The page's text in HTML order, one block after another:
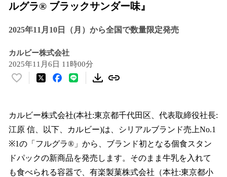
ルグラ® ブラックサンダー味』
2025年11月10日（月）から全国で数量限定発売
カルビー株式会社
2025年11月6日 11時00分
い
！
数
を
読
み
込
カルビー株式会社(本社:東京都千代田区、代表取締役社長:
江原 信、以下、カルビー)は、シリアルブランド売上No.1
※1の「フルグラ®」から、ブランド初となる個食スタン
ドパックの新商品を発売します。そのまま牛乳を入れて
も食べられる容器で、有楽製菓株式会社（本社:東京都小